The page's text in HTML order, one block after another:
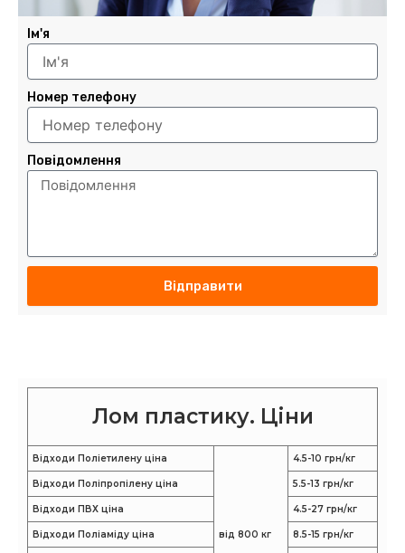
Ім'я
Номер телефону
Повідомлення
Відправити
Лом пластику. Ціни
Відходи Поліетилену ціна
від 800 кг
4.5-10 грн/кг
Відходи Поліпропілену ціна 5.5-13 грн/кг
Відходи ПВХ ціна 4.5-27 грн/кг
Відходи Поліаміду ціна 8.5-15 грн/кг